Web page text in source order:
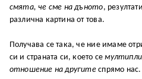
смята, че сме на дъното,
различна картина от това.
Получава се така, че ние имаме
си и страната си, което се
отношение на другитеспрямо нас.